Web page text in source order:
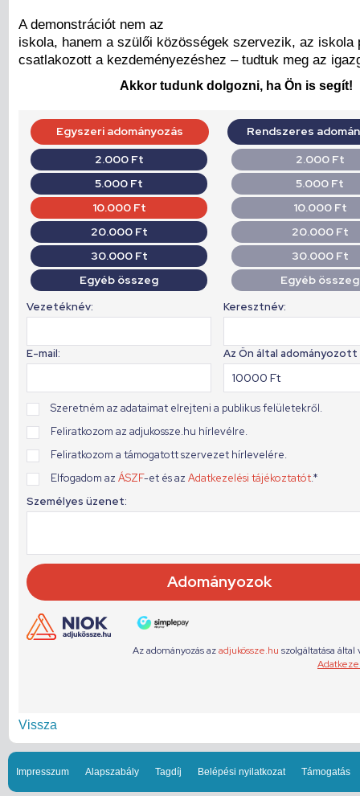
A demonstrációt nem az
iskola, hanem a szülői közösségek szervezik, az iskola
csatlakozott a kezdeményezéshez – tudtuk meg az
Akkor tudunk dolgozni, ha Ön is segít!
Vissza
Impresszum Alapszabály Tagdíj Belépési nyilatkozat Támogatás